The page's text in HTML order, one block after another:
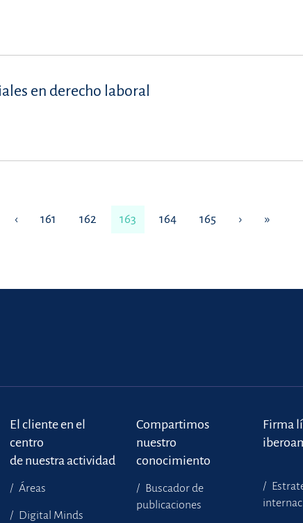
en derecho laboral
‹ 161 162 163 164 165 › »
El cliente en el
centro
de nuestra actividad
Áreas
Digital Minds
Compartimos
nuestro
conocimiento
Buscador de
publicaciones
Firma